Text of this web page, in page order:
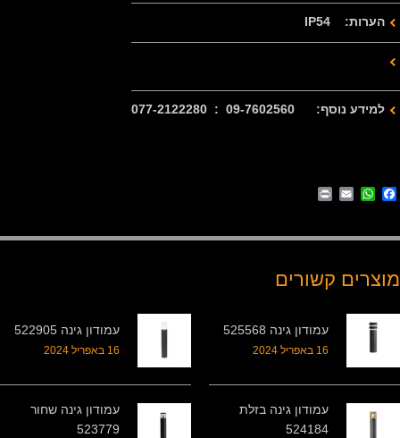
הערות: IP54
למידע נוסף: 09-7602560 : 077-2122280
Facebook
WhatsApp
Email
מוצרים קשורים
עמודון גינה 525568
16 באפריל 2024
עמודון גינה 522905
16 באפריל 2024
עמודון גינה בזלת
524184
עמודון גינה שחור
523779